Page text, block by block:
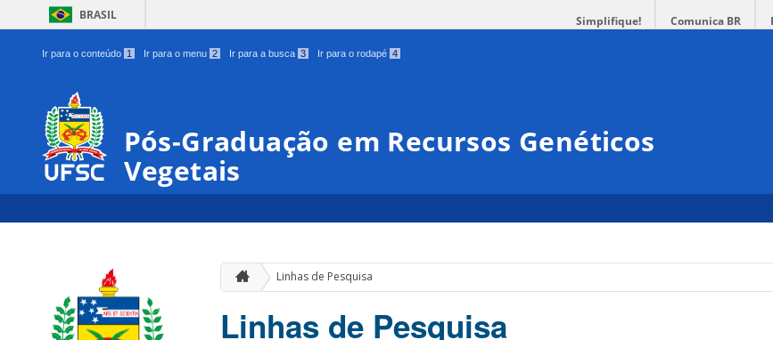
BRASIL Simplifique! Comunica BR
Ir para o conteúdo 1 Ir para o menu 2 Ir para a busca 3 Ir para o rodapé 4
Pós-Graduação em Recursos Genéticos
Vegetais
Linhas de Pesquisa
Linhas de Pesquisa